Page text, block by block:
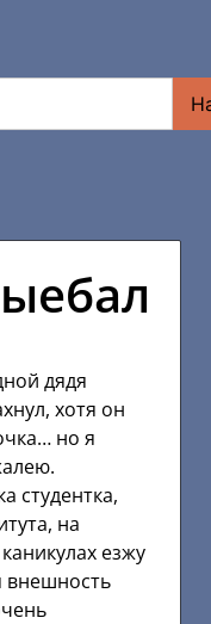
дядя
хотя он
но я
студентка,
на
езжу
внешность